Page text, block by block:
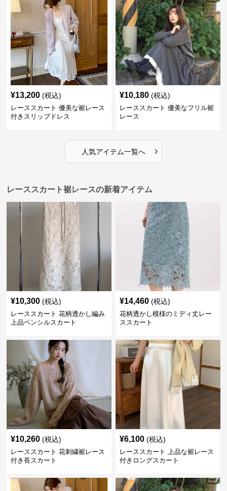
¥13,200 (税込)
レーススカート 優美な裾レース
付きスリップドレス
¥10,180 (税込)
レーススカート 優美なフリル裾
レース
人気アイテム一覧へ ›
レーススカート裾レースの新着アイテム
¥10,300 (税込)
レーススカート 花柄透かし編み
上品ペンシルスカート
¥14,460 (税込)
花柄透かし模様のミディ丈レー
ススカート
¥10,260 (税込)
レーススカート 花刺繍裾レース
付き長スカート
¥6,100 (税込)
レーススカート 上品な裾レース
付きロングスカート